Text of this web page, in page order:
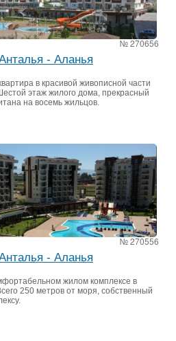
№ 270656
- Аланья
в красивой живописной части
этаж жилого дома, прекрасный
на восемь жильцов.
№ 270556
- Аланья
жилом комплексе в
250 метров от моря, собственный